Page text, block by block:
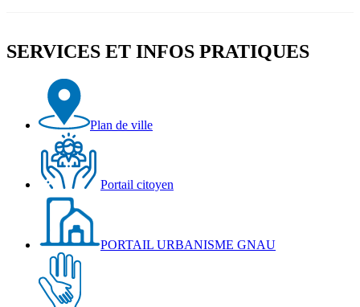
SERVICES ET INFOS PRATIQUES
Plan de ville
Portail citoyen
PORTAIL URBANISME GNAU